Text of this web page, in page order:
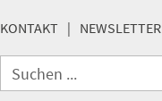
KONTAKT NEWSLETTER